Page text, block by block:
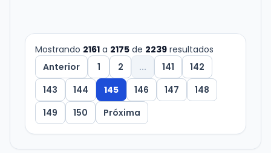
Mostrando 2161 a 2175 de 2239 resultados
Anterior
1 2 ... 141
142
143
144 145 146 147
148
149
150 Próxima